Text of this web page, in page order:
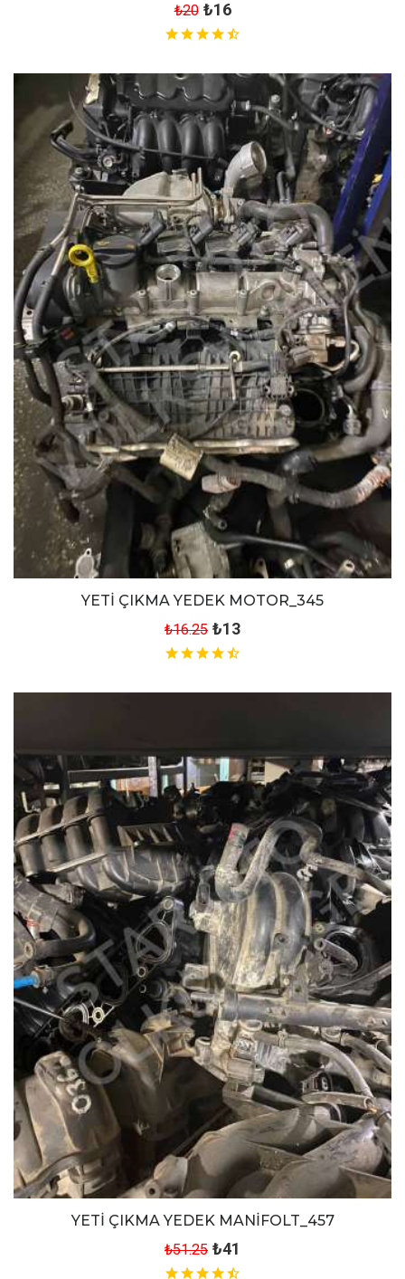
₺20 ₺16
YETİ ÇIKMA YEDEK MOTOR_345
₺16.25 ₺13
YETİ ÇIKMA YEDEK MANİFOLT_457
₺51.25 ₺41